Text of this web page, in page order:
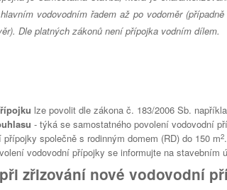
vodovodním řadem až po vodoměr
Dle platných zákonů není přípojka vodním dílem.
lze povolit dle zákona č. 183/2006 Sb.
- týká se samostatného povolení vodovodní
přípojky společně s rodinným domem (RD) do 150 m2
vodovodní přípojky se informujte na stavebním
zřizování nové vodovodní